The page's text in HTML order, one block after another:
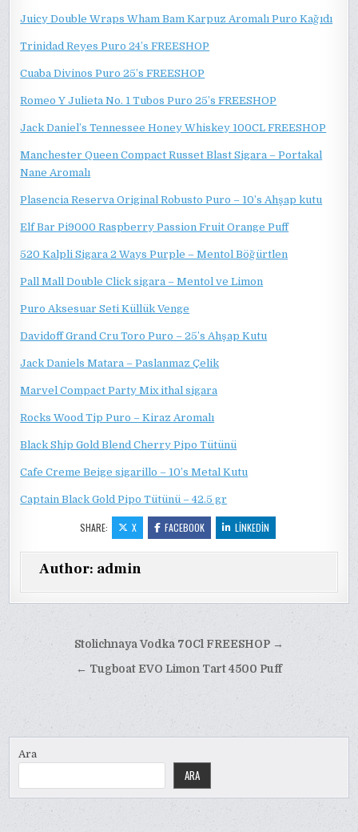
Juicy Double Wraps Wham Bam Karpuz Aromalı Puro Kağıdı
Trinidad Reyes Puro 24’s FREESHOP
Cuaba Divinos Puro 25’s FREESHOP
Romeo Y Julieta No. 1 Tubos Puro 25’s FREESHOP
Jack Daniel’s Tennessee Honey Whiskey 100CL FREESHOP
Manchester Queen Compact Russet Blast Sigara – Portakal
Nane Aromalı
Plasencia Reserva Original Robusto Puro – 10’s Ahşap kutu
Elf Bar Pi9000 Raspberry Passion Fruit Orange Puff
520 Kalpli Sigara 2 Ways Purple – Mentol Böğürtlen
Pall Mall Double Click sigara – Mentol ve Limon
Puro Aksesuar Seti Küllük Venge
Davidoff Grand Cru Toro Puro – 25’s Ahşap Kutu
Jack Daniels Matara – Paslanmaz Çelik
Marvel Compact Party Mix ithal sigara
Rocks Wood Tip Puro – Kiraz Aromalı
Black Ship Gold Blend Cherry Pipo Tütünü
Cafe Creme Beige sigarillo – 10’s Metal Kutu
Captain Black Gold Pipo Tütünü – 42.5 gr
SHARE: X FACEBOOK LINKEDIN
Author: admin
gezinmesi
Stolichnaya Vodka 70Cl FREESHOP →
← Tugboat EVO Limon Tart 4500 Puff
Ara
ARA